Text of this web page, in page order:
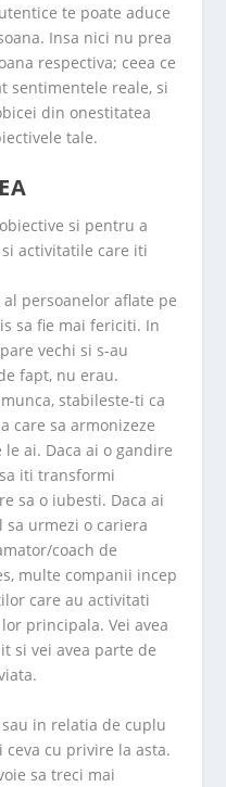
te poate aduce
Insa nici nu prea
respectiva; ceea ce
sentimentele reale, si
din onestitatea
tale.
si pentru a
activitatile care iti
persoanelor aflate pe
sa fie mai fericiti. In
vechi si s-au
fapt, nu erau.
stabileste-ti ca
care sa armonizeze
ai. Daca ai o gandire
iti transformi
sa o iubesti. Daca ai
urmezi o cariera
coach de
multe companii incep
care au activitati
principala. Vei avea
si vei avea parte de
in relatia de cuplu
cu privire la asta.
sa treci mai